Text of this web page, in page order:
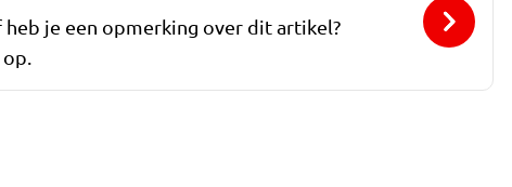
je een opmerking over dit artikel?